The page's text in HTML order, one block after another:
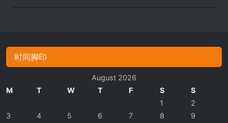
时间脚印
August 2026
M
T W T F S S
1
2
3
4 5 6 7 8
9